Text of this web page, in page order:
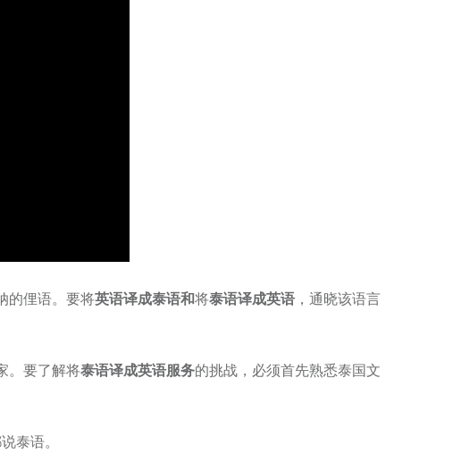
的俚语。要将英语译成泰语和将泰语译成英语 ，通晓该语言
。要了解将泰语译成英语服务的挑战，必须首先熟悉泰国文
泰语。